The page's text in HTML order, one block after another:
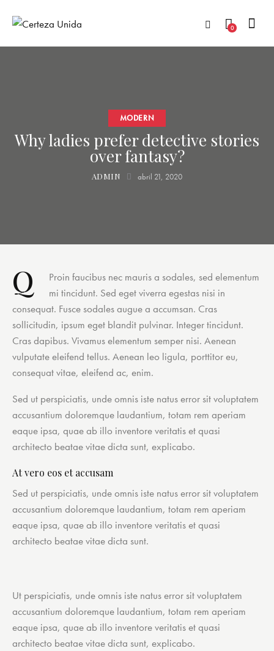
0
MODERN
Why ladies prefer detective stories
over fantasy?
ADMIN abril 21, 2020
Q
Proin faucibus nec mauris a sodales, sed elementum
mi tincidunt. Sed eget viverra egestas nisi in
consequat. Fusce sodales augue a accumsan. Cras
sollicitudin, ipsum eget blandit pulvinar. Integer tincidunt.
Cras dapibus. Vivamus elementum semper nisi. Aenean
vulputate eleifend tellus. Aenean leo ligula, porttitor eu,
consequat vitae, eleifend ac, enim.
Sed ut perspiciatis, unde omnis iste natus error sit voluptatem
accusantium doloremque laudantium, totam rem aperiam
eaque ipsa, quae ab illo inventore veritatis et quasi
architecto beatae vitae dicta sunt, explicabo.
At vero eos et accusam
Sed ut perspiciatis, unde omnis iste natus error sit voluptatem
accusantium doloremque laudantium, totam rem aperiam
eaque ipsa, quae ab illo inventore veritatis et quasi
architecto beatae vitae dicta sunt.
Ut perspiciatis, unde omnis iste natus error sit voluptatem
accusantium doloremque laudantium, totam rem aperiam
eaque ipsa, quae ab illo inventore veritatis et quasi
architecto beatae vitae dicta sunt, explicabo.